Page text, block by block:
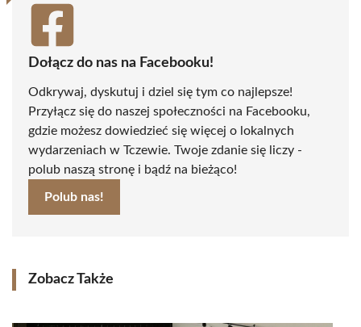
Dołącz do nas na Facebooku!
Odkrywaj, dyskutuj i dziel się tym co najlepsze!
Przyłącz się do naszej społeczności na Facebooku,
gdzie możesz dowiedzieć się więcej o lokalnych
wydarzeniach w Tczewie. Twoje zdanie się liczy -
polub naszą stronę i bądź na bieżąco!
Polub nas!
Zobacz Także